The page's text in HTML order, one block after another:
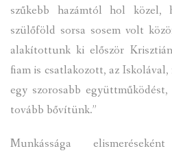
szűkebb hazámtól hol
szülőföld sorsa sosem volt
alakítottunk ki először
fiam is csatlakozott, az
egy szorosabb
tovább bővítünk.”
Munkássága